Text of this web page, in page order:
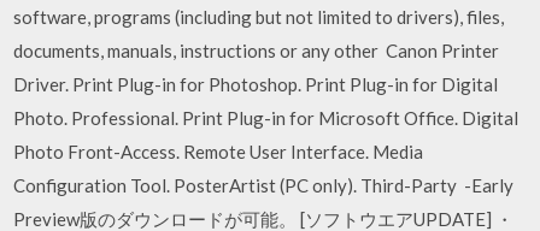
software, programs (including but not limited to drivers), files,
documents, manuals, instructions or any other Canon Printer
Driver. Print Plug-in for Photoshop. Print Plug-in for Digital
Photo. Professional. Print Plug-in for Microsoft Office. Digital
Photo Front-Access. Remote User Interface. Media
Configuration Tool. PosterArtist (PC only). Third-Party -Early
Preview版のダウンロードが可能。 [ソフトウエアUPDATE] ・